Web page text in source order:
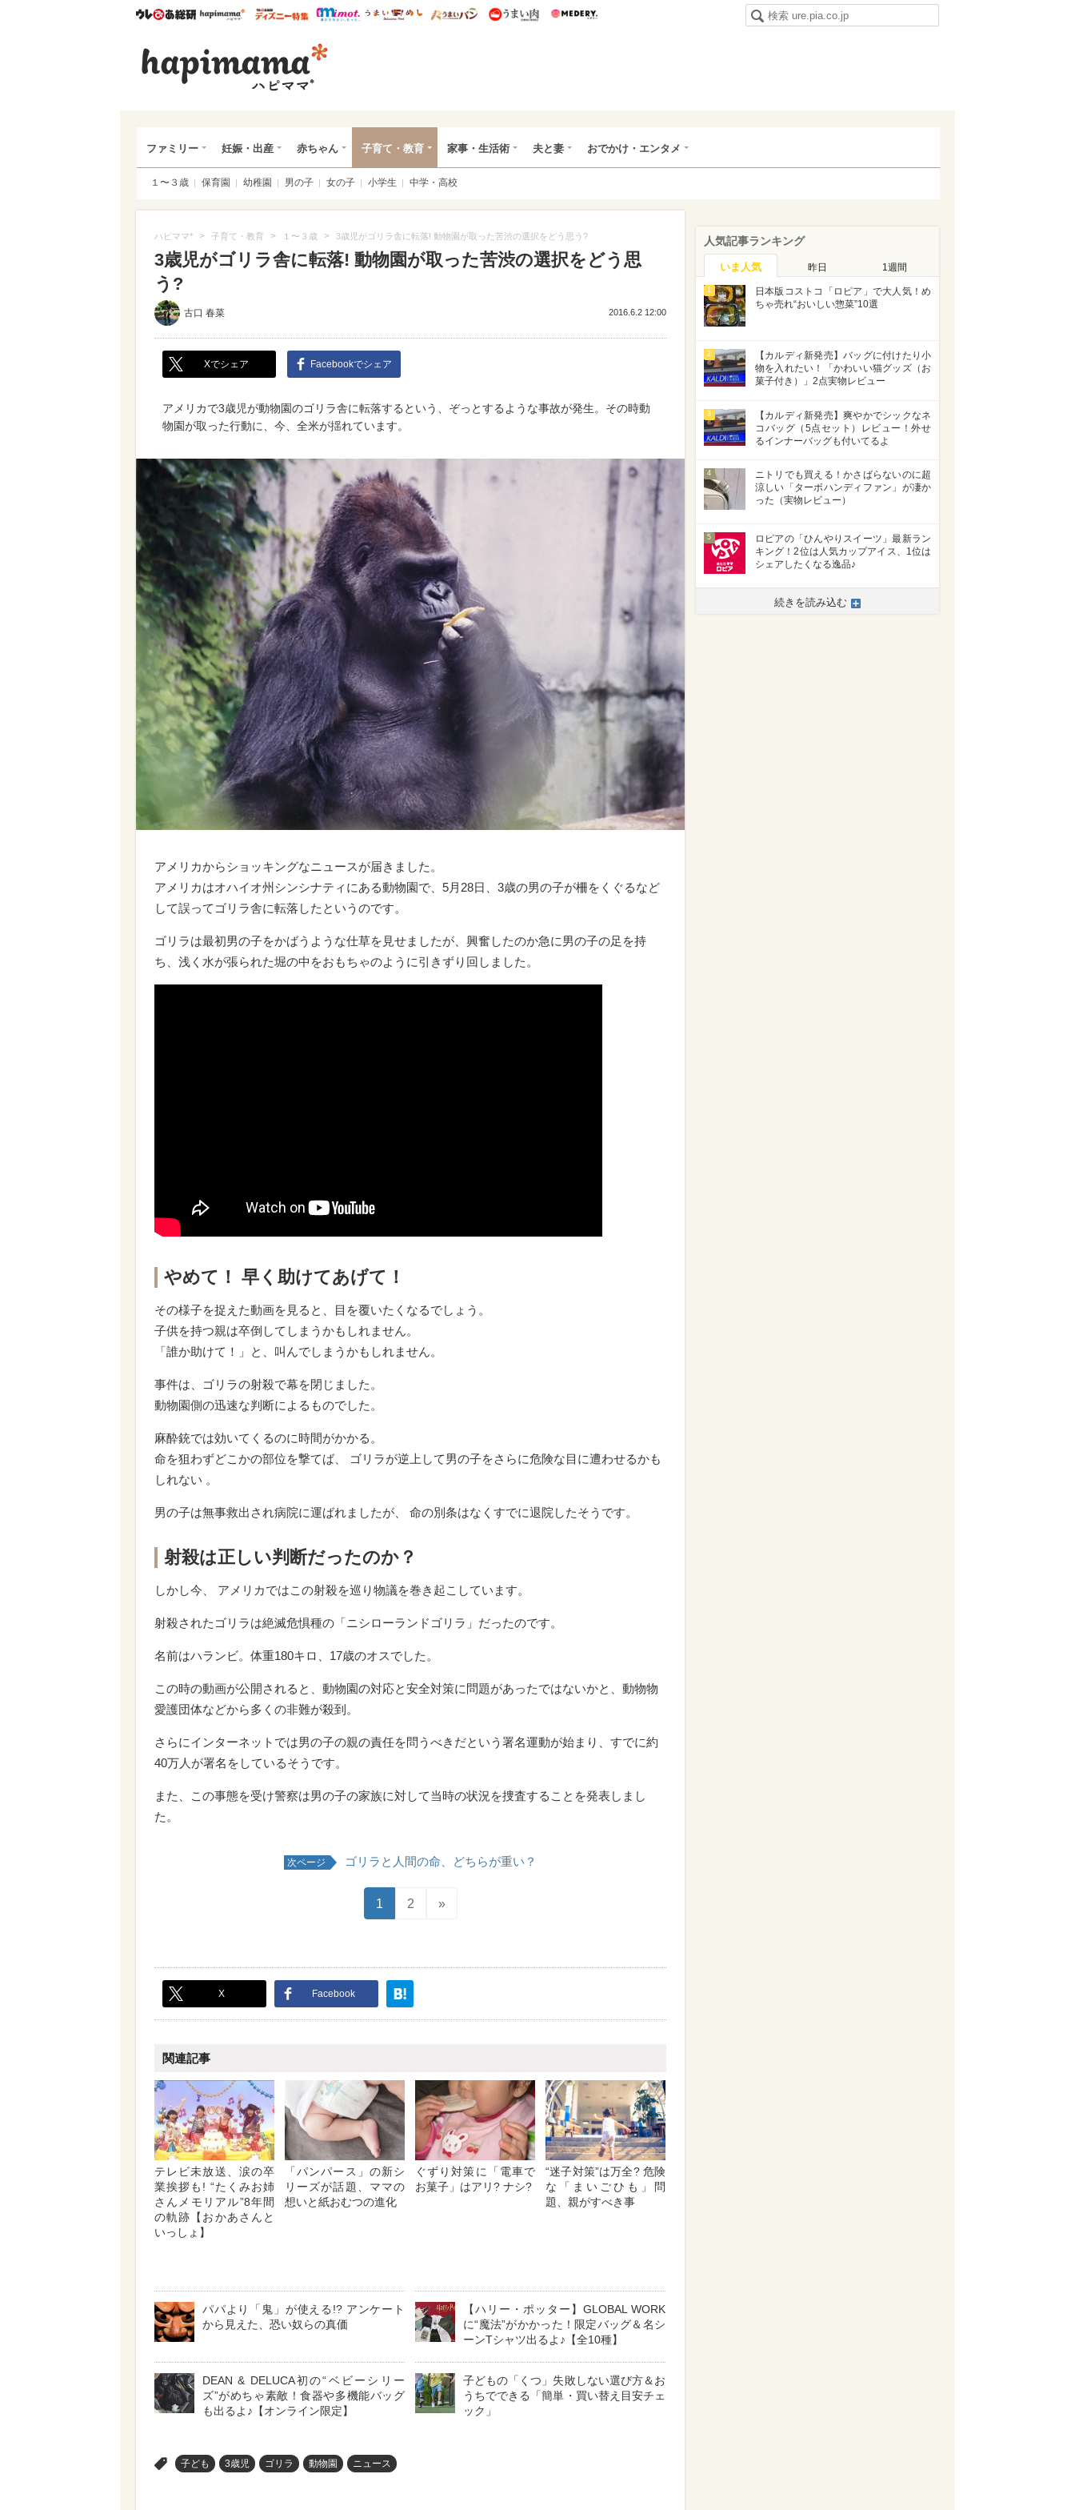
ウレぴあ総研ハピママ* ウレぴあ総研 ディズニー特集
mimot. うまいめし うまいパン うまい肉
ファミリー 妊娠・出産 赤ちゃん 子育て・教育 家事・生活術 夫と妻 おでかけ・エンタメ
１〜３歳 保育園 幼稚園 男の子 女の子 小学生 中学・高校
ハピママ* > 子育て・教育 > １〜３歳 > 3歳児がゴリラ舎に転落! 動物園が取った苦渋の選択をどう思う?
3歳児がゴリラ舎に転落! 動物園が取った苦渋の選択をどう思
う?
古口 春菜 2016.6.2 12:00
Xでシェア Facebookでシェア
アメリカで3歳児が動物園のゴリラ舎に転落するという、ぞっとするような事故が発生。その時動
物園が取った行動に、今、全米が揺れています。
アメリカからショッキングなニュースが届きました。
アメリカはオハイオ州シンシナティにある動物園で、5月28日、3歳の男の子が柵をくぐるなど
して誤ってゴリラ舎に転落したというのです。
ゴリラは最初男の子をかばうような仕草を見せましたが、興奮したのか急に男の子の足を持
ち、浅く水が張られた堀の中をおもちゃのように引きずり回しました。
やめて！ 早く助けてあげて！
その様子を捉えた動画を見ると、目を覆いたくなるでしょう。
子供を持つ親は卒倒してしまうかもしれません。
「誰か助けて！」と、叫んでしまうかもしれません。
事件は、ゴリラの射殺で幕を閉じました。
動物園側の迅速な判断によるものでした。
麻酔銃では効いてくるのに時間がかかる。
命を狙わずどこかの部位を撃てば、 ゴリラが逆上して男の子をさらに危険な目に遭わせるかも
しれない 。
男の子は無事救出され病院に運ばれましたが、 命の別条はなくすでに退院したそうです。
射殺は正しい判断だったのか？
しかし今、 アメリカではこの射殺を巡り物議を巻き起こしています。
射殺されたゴリラは絶滅危惧種の「ニシローランドゴリラ」だったのです。
名前はハランビ。体重180キロ、17歳のオスでした。
この時の動画が公開されると、動物園の対応と安全対策に問題があったではないかと、動物物
愛護団体などから多くの非難が殺到。
さらにインターネットでは男の子の親の責任を問うべきだという署名運動が始まり、すでに約
40万人が署名をしているそうです。
また、この事態を受け警察は男の子の家族に対して当時の状況を捜査することを発表しまし
た。
次ページ ゴリラと人間の命、どちらが重い？
1 2 »
X Facebook
関連記事
テレビ未放送、涙の卒
業挨拶も! “たくみお姉
さんメモリアル”8年間
の軌跡【おかあさんと
いっしょ】
「パンパース」の新シ
リーズが話題、ママの
想いと紙おむつの進化
ぐずり対策に「電車で
お菓子」はアリ? ナシ?
“迷子対策”は万全? 危険
な「まいごひも」問
題、親がすべき事
パパより「鬼」が使える!? アンケート
から見えた、恐い奴らの真価
【ハリー・ポッター】GLOBAL WORK
に“魔法”がかかった！限定バッグ＆名シ
ーンTシャツ出るよ♪【全10種】
DEAN & DELUCA初の“ベビーシリー
ズ”がめちゃ素敵！食器や多機能バッグ
も出るよ♪【オンライン限定】
子どもの「くつ」失敗しない選び方＆お
うちでできる「簡単・買い替え目安チェ
ック」
子ども 3歳児 ゴリラ 動物園 ニュース
人気記事ランキング
いま人気 昨日 1週間
1
日本版コストコ「ロピア」で大人気！め
ちゃ売れ“おいしい惣菜”10選
2
【カルディ新発売】バッグに付けたり小
物を入れたい！「かわいい猫グッズ（お
菓子付き）」2点実物レビュー
3
【カルディ新発売】爽やかでシックなネ
コバッグ（5点セット）レビュー！外せ
るインナーバッグも付いてるよ
4
ニトリでも買える！かさばらないのに超
涼しい「ターボハンディファン」が凄か
った（実物レビュー）
5
ロピアの「ひんやりスイーツ」最新ラン
キング！2位は人気カップアイス、1位は
シェアしたくなる逸品♪
続きを読み込む